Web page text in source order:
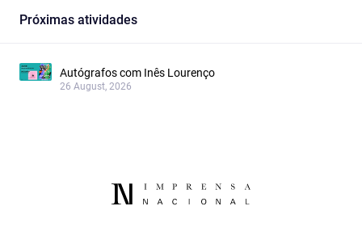
Próximas atividades
Autógrafos com Inês Lourenço
26 August, 2026